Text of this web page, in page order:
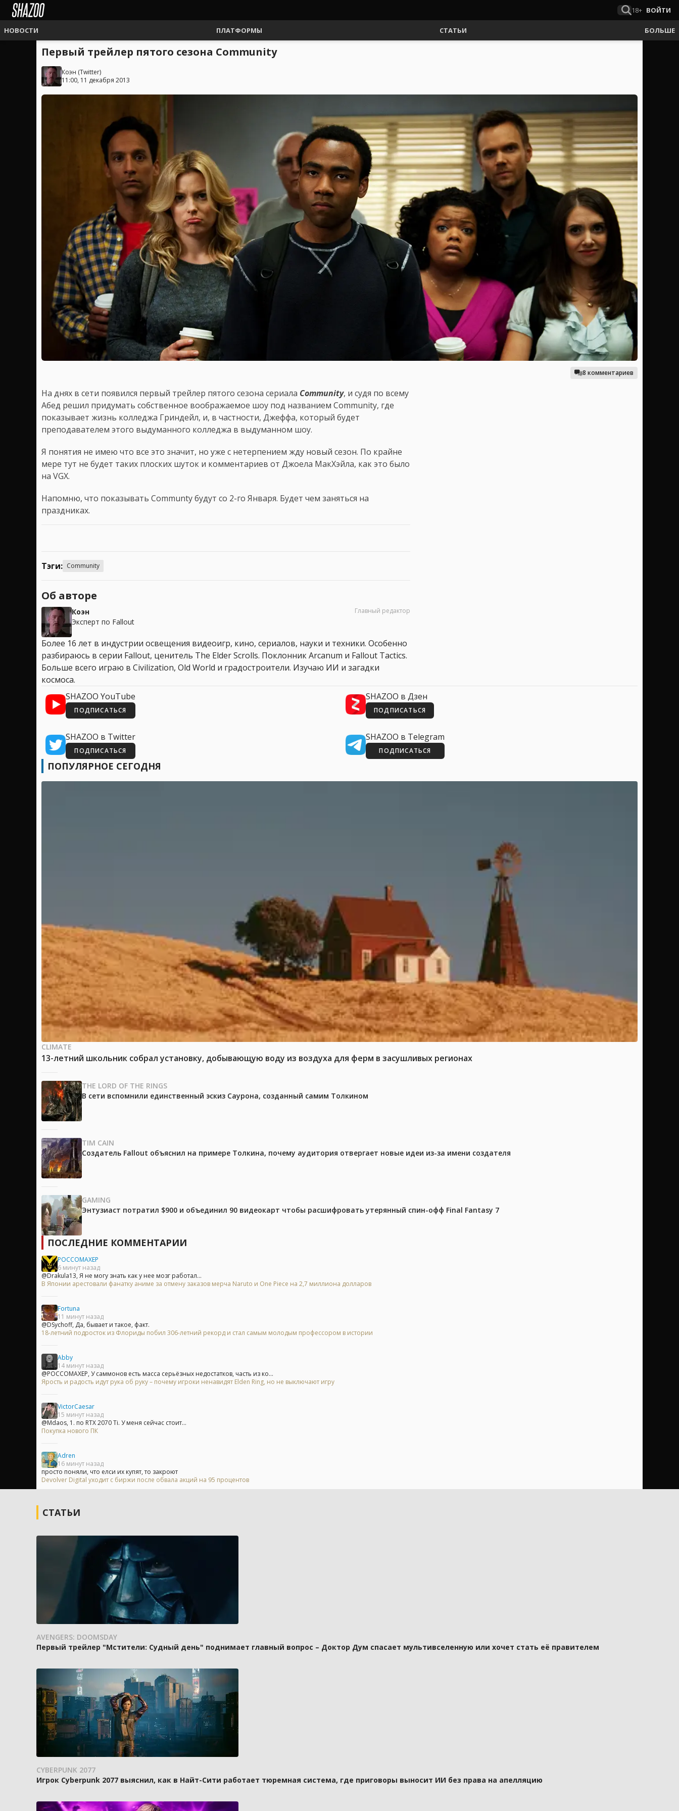
18+ ВОЙТИ
НОВОСТИ ПЛАТФОРМЫ СТАТЬИ БОЛЬШЕ
Первый трейлер пятого сезона Community
Коэн (Twitter)
11:00, 11 декабря 2013
8 комментариев
На днях в сети появился первый трейлер пятого сезона сериала Community, и судя по всему
Абед решил придумать собственное воображаемое шоу под названием Community, где
показывает жизнь колледжа Гриндейл, и, в частности, Джеффа, который будет
преподавателем этого выдуманного колледжа в выдуманном шоу.
Я понятия не имею что все это значит, но уже с нетерпением жду новый сезон. По крайне
мере тут не будет таких плоских шуток и комментариев от Джоела МакХэйла, как это было
на VGX.
Напомню, что показывать Communty будут со 2-го Января. Будет чем заняться на
праздниках.
Тэги: Community
Об авторе
Коэн
Эксперт по Fallout
Главный редактор
Более 16 лет в индустрии освещения видеоигр, кино, сериалов, науки и техники. Особенно
разбираюсь в серии Fallout, ценитель The Elder Scrolls. Поклонник Arcanum и Fallout Tactics.
Больше всего играю в Civilization, Old World и градостроители. Изучаю ИИ и загадки
космоса.
SHAZOO YouTube
ПОДПИСАТЬСЯ
SHAZOO в Дзен
ПОДПИСАТЬСЯ
SHAZOO в Twitter
ПОДПИСАТЬСЯ
SHAZOO в Telegram
ПОДПИСАТЬСЯ
ПОПУЛЯРНОЕ СЕГОДНЯ
CLIMATE
13-летний школьник собрал установку, добывающую воду из воздуха для ферм в засушливых регионах
THE LORD OF THE RINGS
В сети вспомнили единственный эскиз Саурона, созданный самим Толкином
TIM CAIN
Создатель Fallout объяснил на примере Толкина, почему аудитория отвергает новые идеи из-за имени создателя
GAMING
Энтузиаст потратил $900 и объединил 90 видеокарт чтобы расшифровать утерянный спин-офф Final Fantasy 7
ПОСЛЕДНИЕ КОММЕНТАРИИ
POCCOMAXEP
6 минут назад
@Drakula13, Я не могу знать как у нее мозг работал...
В Японии арестовали фанатку аниме за отмену заказов мерча Naruto и One Piece на 2,7 миллиона долларов
Fortuna
11 минут назад
@DSychoff, Да, бывает и такое, факт.
18-летний подросток из Флориды побил 306-летний рекорд и стал самым молодым профессором в истории
Abby
14 минут назад
@POCCOMAXEP, У саммонов есть масса серьёзных недостатков, часть из ко...
Ярость и радость идут рука об руку – почему игроки ненавидят Elden Ring, но не выключают игру
VictorCaesar
15 минут назад
@Mdaos, 1. по RTX 2070 Ti. У меня сейчас стоит...
Покупка нового ПК
Adren
16 минут назад
просто поняли, что елси их купят, то закроют
Devolver Digital уходит с биржи после обвала акций на 95 процентов
СТАТЬИ
AVENGERS: DOOMSDAY
Первый трейлер "Мстители: Судный день" поднимает главный вопрос – Доктор Дум спасает мультивселенную или хочет стать её правителем
CYBERPUNK 2077
Игрок Cyberpunk 2077 выяснил, как в Найт-Сити работает тюремная система, где приговоры выносит ИИ без права на апелляцию